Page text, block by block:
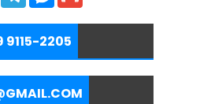
e
g
a
m
s
e
g
e
r
i
9115-2205